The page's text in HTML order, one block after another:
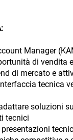
Manager
di vendita
di mercato e
tecnica
soluzioni
tecnici